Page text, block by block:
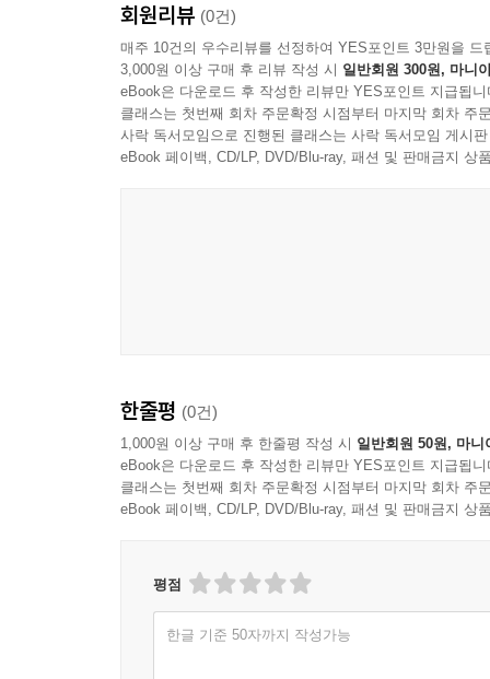
회원리뷰 (0건)
매주 10건의 우수리뷰를 선정하여 YES포인트 3만원을 드
3,000원 이상 구매 후 리뷰 작성 시 일반회원 300원, 마니
eBook은 다운로드 후 작성한 리뷰만 YES포인트 지급됩니
클래스는 첫번째 회차 주문확정 시점부터 마지막 회차 주
사락 독서모임으로 진행된 클래스는 사락 독서모임 게시
eBook 페이백, CD/LP, DVD/Blu-ray, 패션 및 판매금지 상
한줄평 (0건)
1,000원 이상 구매 후 한줄평 작성 시 일반회원 50원, 마니
eBook은 다운로드 후 작성한 리뷰만 YES포인트 지급됩니
클래스는 첫번째 회차 주문확정 시점부터 마지막 회차 주
eBook 페이백, CD/LP, DVD/Blu-ray, 패션 및 판매금지 상
평점
한글 기준 50자까지 작성가능